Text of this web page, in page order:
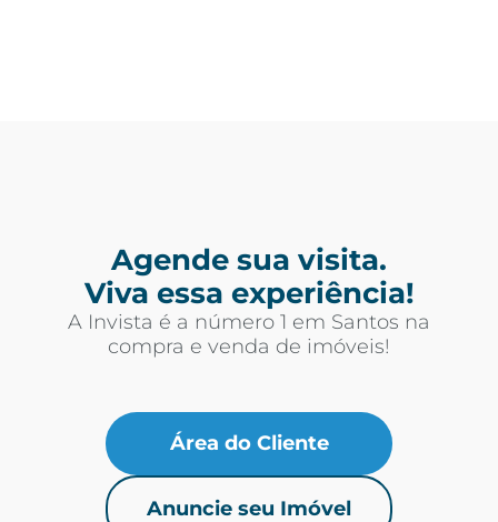
Agende sua visita.
Viva essa experiência!
A Invista é a número 1 em Santos na
compra e venda de imóveis!
Área do Cliente
Anuncie seu Imóvel